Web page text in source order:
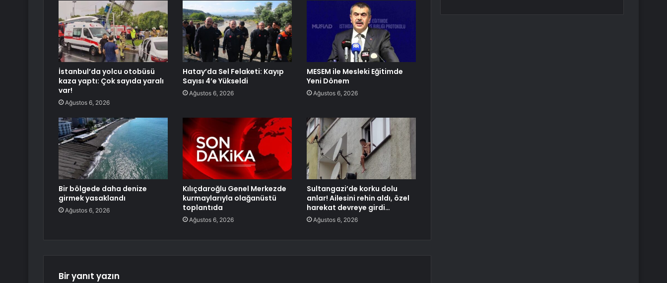
İstanbul’da yolcu otobüsü
kaza yaptı: Çok sayıda yaralı
var!
Ağustos 6, 2026
Hatay’da Sel Felaketi: Kayıp
Sayısı 4’e Yükseldi
Ağustos 6, 2026
MESEM ile Mesleki Eğitimde
Yeni Dönem
Ağustos 6, 2026
Bir bölgede daha denize
girmek yasaklandı
Ağustos 6, 2026
Kılıçdaroğlu Genel Merkezde
kurmaylarıyla olağanüstü
toplantıda
Ağustos 6, 2026
Sultangazi’de korku dolu
anlar! Ailesini rehin aldı, özel
harekat devreye girdi…
Ağustos 6, 2026
Bir yanıt yazın